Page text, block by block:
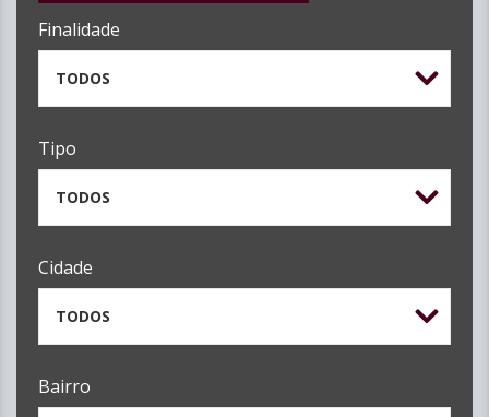
Finalidade
TODOS
Tipo
TODOS
Cidade
TODOS
Bairro